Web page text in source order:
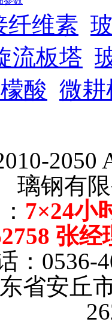
纤维素
流板塔
酸 微耕
2050
璃钢有
7×24小
张
：
省安丘